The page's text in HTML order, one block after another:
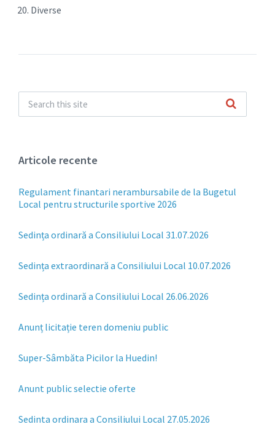
Diverse
Articole recente
Regulament finantari nerambursabile de la Bugetul
Local pentru structurile sportive 2026
Sedința ordinară a Consiliului Local 31.07.2026
Sedința extraordinară a Consiliului Local 10.07.2026
Sedința ordinară a Consiliului Local 26.06.2026
Anunț licitație teren domeniu public
Super-Sâmbăta Picilor la Huedin!
Anunt public selectie oferte
Sedinta ordinara a Consiliului Local 27.05.2026